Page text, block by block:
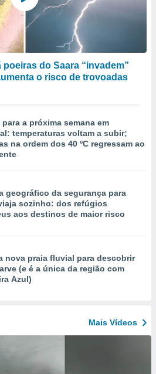
poeiras do Saara “invadem”
o risco de trovoadas
para a próxima semana em
temperaturas voltam a subir;
na ordem dos 40 ºC regressam ao
geográfico da segurança para
sozinho: dos refúgios
aos destinos de maior risco
nova praia fluvial para descobrir
(e é a única da região com
Azul)
Mais Vídeos